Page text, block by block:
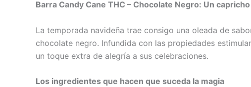
Barra Candy Cane THC – Chocolate Negro: Un
La temporada navideña trae consigo una oleada de
chocolate negro. Infundida con las propiedades
un toque extra de alegría a sus celebraciones.
Los ingredientes que hacen que suceda la magia